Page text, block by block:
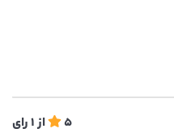
5 از1رای